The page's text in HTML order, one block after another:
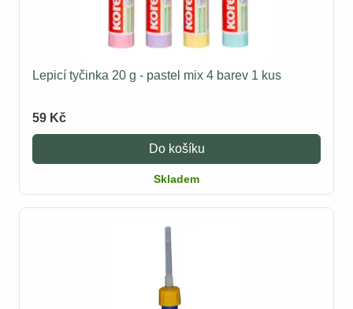
Lepicí tyčinka 20 g - pastel mix 4 barev 1 kus
59 Kč
Do košíku
Skladem